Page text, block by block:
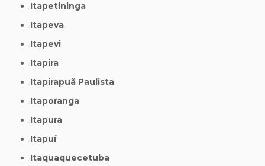
Itapetininga
Itapeva
Itapevi
Itapira
Itapirapuã Paulista
Itaporanga
Itapura
Itapuí
Itaquaquecetuba